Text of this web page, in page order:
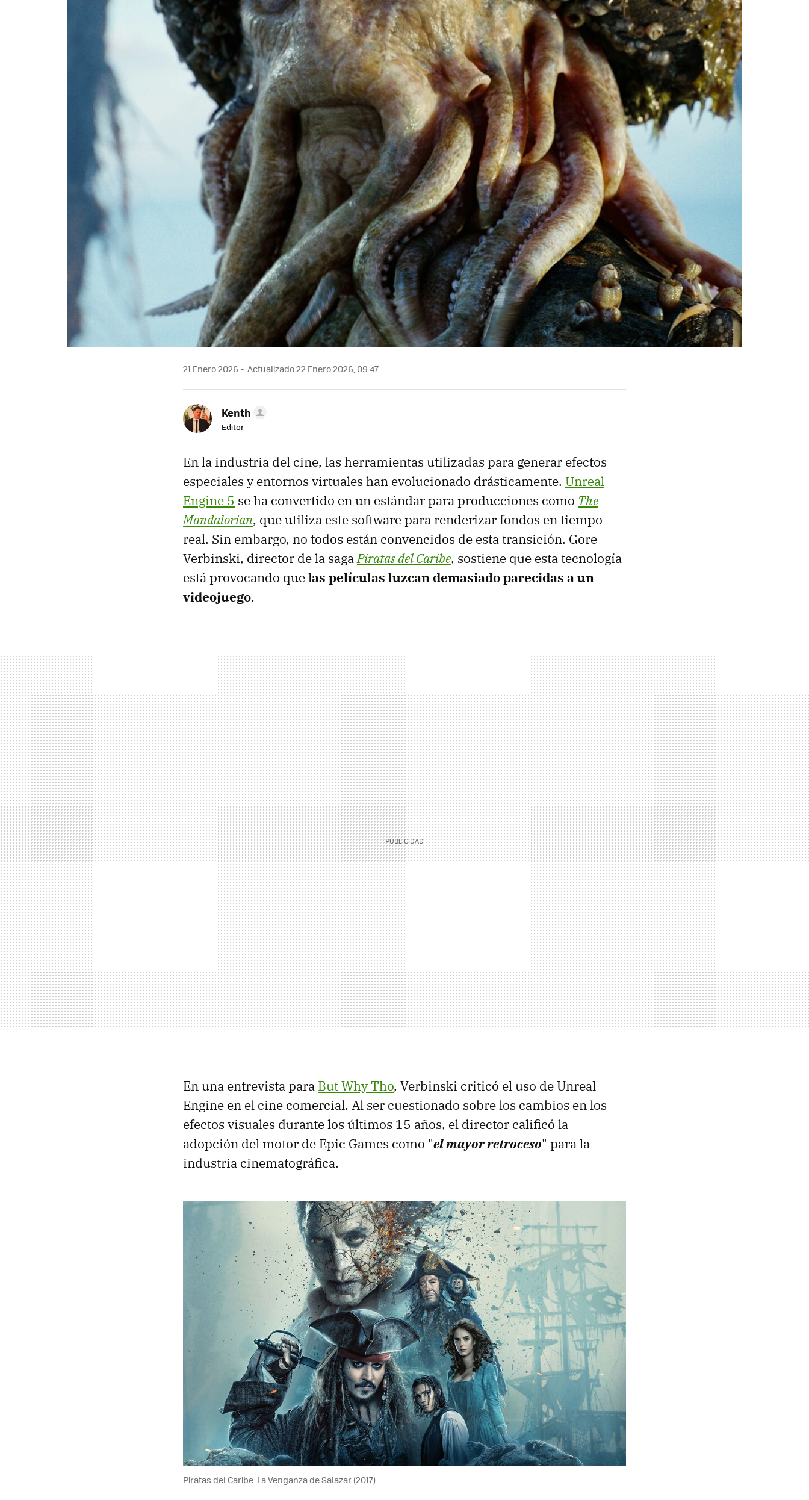
21 Enero 2026 Actualizado 22 Enero 2026, 09:47
Kenth
Editor
En la industria del cine, las herramientas utilizadas para generar efectos
especiales y entornos virtuales han evolucionado drásticamente. Unreal
Engine 5 se ha convertido en un estándar para producciones como The
Mandalorian, que utiliza este software para renderizar fondos en tiempo
real. Sin embargo, no todos están convencidos de esta transición. Gore
Verbinski, director de la sagaPiratas del Caribe, sostiene que esta tecnología
está provocando que las películas luzcan demasiado parecidas a un
videojuego.
En una entrevista para But Why Tho, Verbinski criticó el uso de Unreal
Engine en el cine comercial. Al ser cuestionado sobre los cambios en los
efectos visuales durante los últimos 15 años, el director calificó la
adopción del motor de Epic Games como "el mayor retroceso" para la
industria cinematográfica.
Piratas del Caribe: La Venganza de Salazar (2017).